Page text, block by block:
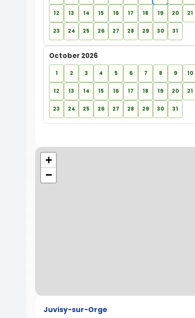
12 13 14 15 16 17 18 19 20 21
23 24 25 26 27 28 29 30 31
October 2026
1 2 3 4 5 6 7 8 9 10
12 13 14 15 16 17 18 19 20 21
23 24 25 26 27 28 29 30 31
+
−
Juvisy-sur-Orge